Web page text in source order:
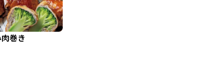
巻き